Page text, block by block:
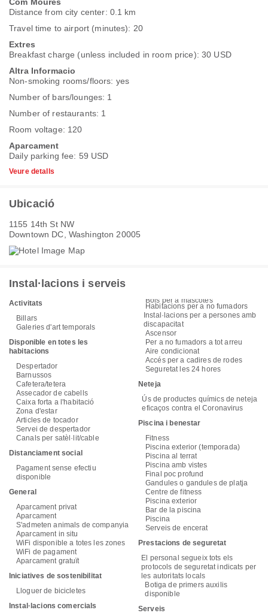
Com Moures
Distance from city center: 0.1 km
Travel time to airport (minutes): 20
Extres
Breakfast charge (unless included in room price): 30 USD
Altra Informacio
Non-smoking rooms/floors: yes
Number of bars/lounges: 1
Number of restaurants: 1
Room voltage: 120
Aparcament
Daily parking fee: 59 USD
Veure detalls
Ubicació
1155 14th St NW
Downtown DC, Washington 20005
Instal·lacions i serveis
Activitats
Billars
Galeries d'art temporals
Disponible en totes les
habitacions
Despertador
Barnussos
Cafetera/tetera
Assecador de cabells
Caixa forta a l'habitació
Zona d'estar
Articles de tocador
Servei de despertador
Canals per satèl·lit/cable
Distanciament social
Pagament sense efectiu
disponible
General
Aparcament privat
Aparcament
S'admeten animals de companyia
Aparcament in situ
WiFi disponible a totes les zones
WiFi de pagament
Aparcament gratuït
Iniciatives de sostenibilitat
Lloguer de bicicletes
Instal·lacions comercials
Bols per a mascotes
Habitacions per a no fumadors
Instal·lacions per a persones amb
discapacitat
Ascensor
Per a no fumadors a tot arreu
Aire condicionat
Accés per a cadires de rodes
Seguretat les 24 hores
Neteja
Ús de productes químics de neteja
eficaços contra el Coronavirus
Piscina i benestar
Fitness
Piscina exterior (temporada)
Piscina al terrat
Piscina amb vistes
Final poc profund
Gandules o gandules de platja
Centre de fitness
Piscina exterior
Bar de la piscina
Piscina
Serveis de encerat
Prestacions de seguretat
El personal segueix tots els
protocols de seguretat indicats per
les autoritats locals
Botiga de primers auxilis
disponible
Serveis